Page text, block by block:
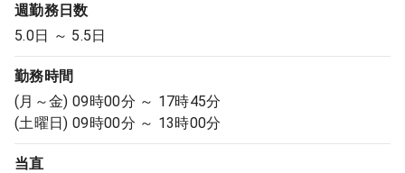
週勤務日数
5.0日 ～ 5.5日
勤務時間
(月～金) 09時00分 ～ 17時45分
(土曜日) 09時00分 ～ 13時00分
当直